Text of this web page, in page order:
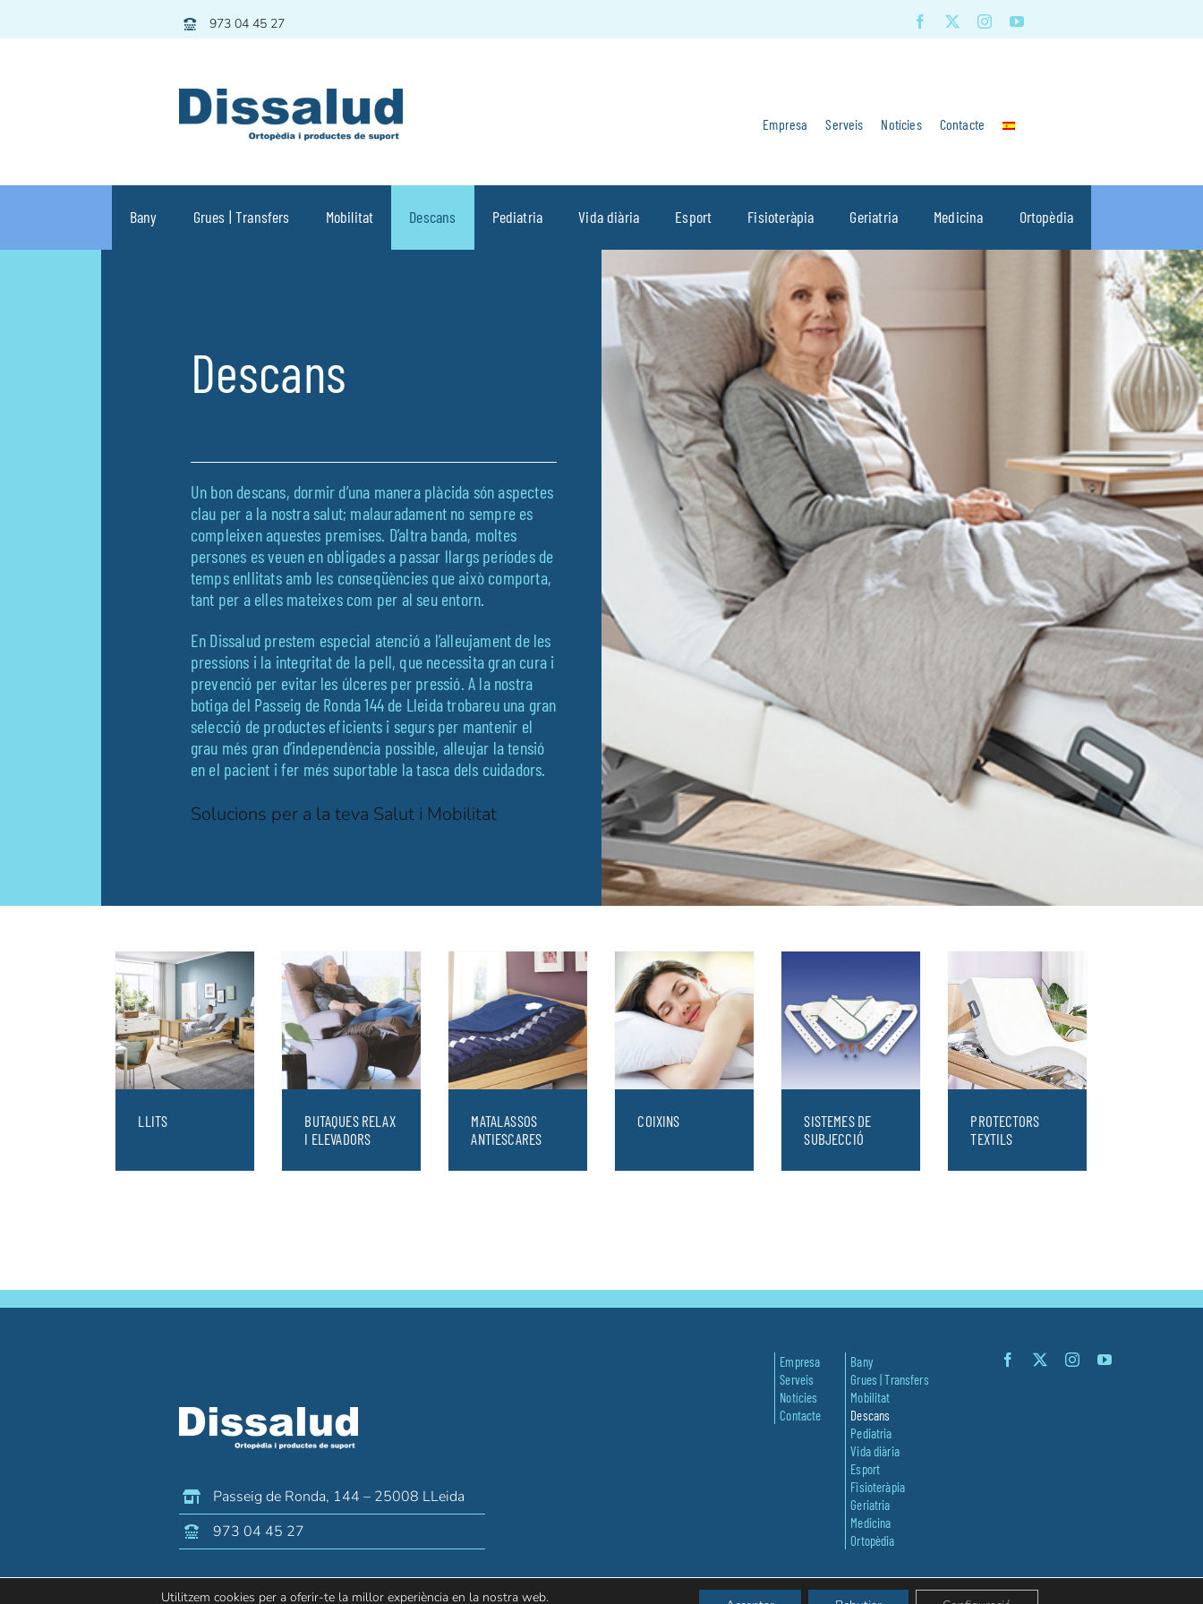
to
973 04 45 27
Empresa Serveis Notícies Contacte
Bany Grues | Transfers Mobilitat Descans Pediatria Vida diària Esport Fisioteràpia Geriatria Medicina Ortopèdia
Descans
Un bon descans, dormir d’una manera plàcida són aspectes
clau per a la nostra salut; malauradament no sempre es
compleixen aquestes premises. D’altra banda, moltes
persones es veuen en obligades a passar llargs períodes de
temps enllitats amb les conseqüències que això comporta,
tant per a elles mateixes com per al seu entorn.
En Dissalud prestem especial atenció a l’alleujament de les
pressions i la integritat de la pell, que necessita gran cura i
prevenció per evitar les úlceres per pressió. A la nostra
botiga del Passeig de Ronda 144 de Lleida trobareu una gran
selecció de productes eficients i segurs per mantenir el
grau més gran d’independència possible, alleujar la tensió
en el pacient i fer més suportable la tasca dels cuidadors.
Solucions per a la teva Salut i Mobilitat
LLITS
BUTAQUES RELAX
I ELEVADORS
MATALASSOS
ANTIESCARES
COIXINS
SISTEMES DE
SUBJECCIÓ
PROTECTORS
TEXTILS
Passeig de Ronda, 144 – 25008 LLeida
973 04 45 27
Empresa
Serveis
Notícies
Contacte
Bany
Grues | Transfers
Mobilitat
Descans
Pediatria
Vida diària
Esport
Fisioteràpia
Geriatria
Medicina
Ortopèdia
Utilitzem cookies per a oferir-te la millor experiència en la nostra web.